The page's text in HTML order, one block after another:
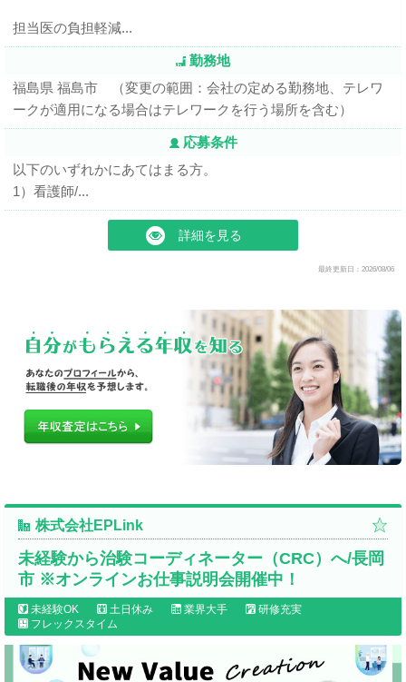
担当医の負担軽減...
勤務地
福島県 福島市 （変更の範囲：会社の定める勤務地、テレワ
ークが適用になる場合はテレワークを行う場所を含む）
応募条件
以下のいずれかにあてはまる方。
1）看護師/...
詳細を見る
最終更新日：2026/08/06
株式会社EPLink
未経験から治験コーディネーター（CRC）へ/長岡
市 ※オンラインお仕事説明会開催中！
未経験OK 土日休み 業界大手
研修充実
フレックスタイム